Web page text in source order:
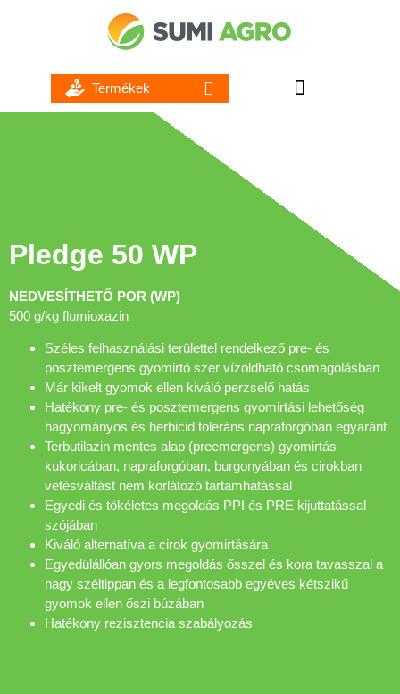
Pledge 50 WP
NEDVESÍTHETŐ POR (WP)
500 g/kg flumioxazin
Széles felhasználási területtel rendelkező pre- és
posztemergens gyomirtó szer vízoldható csomagolásban
Már kikelt gyomok ellen kiváló perzselő hatás
Hatékony pre- és posztemergens gyomirtási lehetőség
hagyományos és herbicid toleráns napraforgóban egyaránt
Terbutilazin mentes alap (preemergens) gyomirtás
kukoricában, napraforgóban, burgonyában és cirokban
vetésváltást nem korlátozó tartamhatással
Egyedi és tökéletes megoldás PPI és PRE kijuttatással
szójában
Kiváló alternatíva a cirok gyomirtására
Egyedülállóan gyors megoldás ősszel és kora tavasszal a
nagy széltippan és a legfontosabb egyéves kétszikű
gyomok ellen őszi búzában
Hatékony rezisztencia szabályozás